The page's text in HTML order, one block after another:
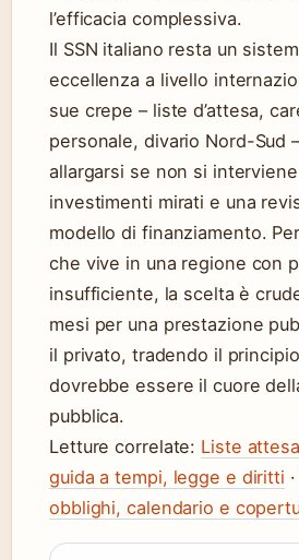
l’efficacia complessiva.
Il SSN italiano resta un
eccellenza a livello
sue crepe – liste d’attesa,
personale, divario Nord-Sud
allargarsi se non si
investimenti mirati e una
modello di finanziamento.
che vive in una regione con
insufficiente, la scelta è
mesi per una prestazione
il privato, tradendo il
dovrebbe essere il cuore
pubblica.
Letture correlate: Liste
guida a tempi, legge e diritti ·
obblighi, calendario e